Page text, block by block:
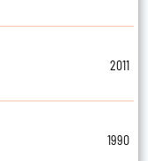
2011
1990